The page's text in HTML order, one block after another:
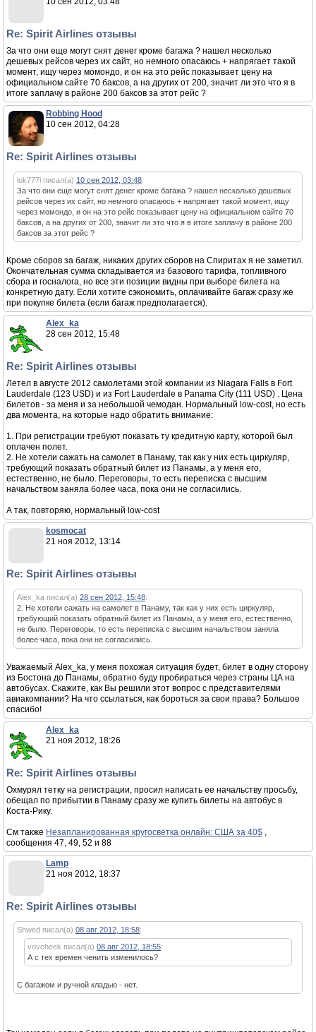
Re: Spirit Airlines отзывы
За что они еще могут снят денег кроме багажа ? нашел несколько
дешевых рейсов через их сайт, но немного опасаюсь + напрягает такой
момент, ищу через момондо, и он на это рейс показывает цену на
официальном сайте 70 баксов, а на других от 200, значит ли это что я в
итоге заплачу в районе 200 баксов за этот рейс ?
Robbing Hood
10 сен 2012, 04:28
Re: Spirit Airlines отзывы
lok777i писал(а) 10 сен 2012, 03:48:
За что они еще могут снят денег кроме багажа ? нашел несколько дешевых
рейсов через их сайт, но немного опасаюсь + напрягает такой момент, ищу
через момондо, и он на это рейс показывает цену на официальном сайте 70
баксов, а на других от 200, значит ли это что я в итоге заплачу в районе 200
баксов за этот рейс ?
Кроме сборов за багаж, никаких других сборов на Спиритах я не заметил.
Окончательная сумма складывается из базового тарифа, топливного
сбора и госналога, но все эти позиции видны при выборе билета на
конкретную дату. Если хотите сэкономить, оплачивайте багаж сразу же
при покупке билета (если багаж предполагается).
Alex_ka
28 сен 2012, 15:48
Re: Spirit Airlines отзывы
Летел в августе 2012 самолетами этой компании из Niagara Falls в Fort
Lauderdale (123 USD) и из Fort Lauderdale в Panama City (111 USD) . Цена
билетов - за меня и за небольшой чемодан. Нормальный low-cost, но есть
два момента, на которые надо обратить внимание:
1. При регистрации требуют показать ту кредитную карту, которой был
оплачен полет.
2. Не хотели сажать на самолет в Панаму, так как у них есть циркуляр,
требующий показать обратный билет из Панамы, а у меня его,
естественно, не было. Переговоры, то есть переписка с высшим
начальством заняла более часа, пока они не согласились.
А так, повторяю, нормальный low-cost
kosmocat
21 ноя 2012, 13:14
Re: Spirit Airlines отзывы
Alex_ka писал(а) 28 сен 2012, 15:48:
2. Не хотели сажать на самолет в Панаму, так как у них есть циркуляр,
требующий показать обратный билет из Панамы, а у меня его, естественно,
не было. Переговоры, то есть переписка с высшим начальством заняла
более часа, пока они не согласились.
Уважаемый Alex_ka, у меня похожая ситуация будет, билет в одну сторону
из Бостона до Панамы, обратно буду пробираться через страны ЦА на
автобусах. Скажите, как Вы решили этот вопрос с представителями
авиакомпании? На что ссылаться, как бороться за свои права? Большое
спасибо!
Alex_ka
21 ноя 2012, 18:26
Re: Spirit Airlines отзывы
Охмурял тетку на регистрации, просил написать ее начальству просьбу,
обещал по прибытии в Панаму сразу же купить билеты на автобус в
Коста-Рику.
См также Незапланированная кругосветка онлайн: США за 40$ ,
сообщения 47, 49, 52 и 88
Lamp
21 ноя 2012, 18:37
Re: Spirit Airlines отзывы
Shwed писал(а) 08 авг 2012, 18:58:
vovcheek писал(а) 08 авг 2012, 18:55:
А с тех времен ченить изменилось?
С багажом и ручной кладью - нет.